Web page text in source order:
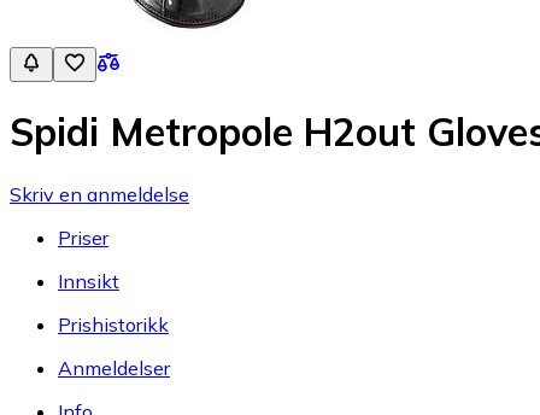
Spidi Metropole H2out
Skriv en anmeldelse
Priser
Innsikt
Prishistorikk
Anmeldelser